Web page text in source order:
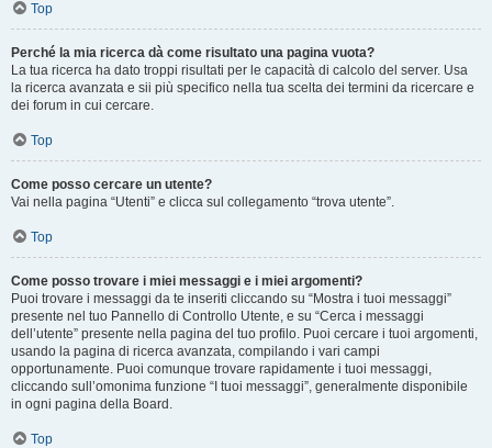
Top
Perché la mia ricerca dà come risultato una pagina vuota?
La tua ricerca ha dato troppi risultati per le capacità di calcolo del server. Usa
la ricerca avanzata e sii più specifico nella tua scelta dei termini da ricercare e
dei forum in cui cercare.
Top
Come posso cercare un utente?
Vai nella pagina “Utenti” e clicca sul collegamento “trova utente”.
Top
Come posso trovare i miei messaggi e i miei argomenti?
Puoi trovare i messaggi da te inseriti cliccando su “Mostra i tuoi messaggi”
presente nel tuo Pannello di Controllo Utente, e su “Cerca i messaggi
dell’utente” presente nella pagina del tuo profilo. Puoi cercare i tuoi argomenti,
usando la pagina di ricerca avanzata, compilando i vari campi
opportunamente. Puoi comunque trovare rapidamente i tuoi messaggi,
cliccando sull’omonima funzione “I tuoi messaggi”, generalmente disponibile
in ogni pagina della Board.
Top